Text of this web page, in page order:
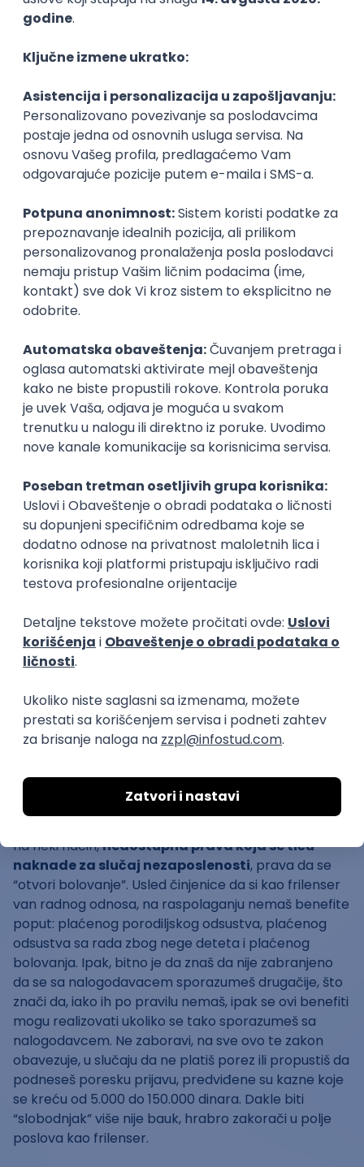
Kad se izvrši obaveza plaćanja poreza na dohodak,
nisi završio sa obavezama, naime
izvršiti prijava za penzijsko i invalidsko
osiguranje, ali to je svakako pozitivna vest jer na
taj način regulišeš svoj radni staž. Pre ovih
zakonskih rešenja, pravna regulativa nije ostavljala
mogućnost frilenserima da plaćaju doprinose na
zaradu koju ostvare. Ono što treba da znaš je da je
način obračuna vrlo sličan kao što je opisano u
prethodnom pasusu, sa jedinom razlikom što kod
doprinosa za penzijsko osiguranje se primenjuje
stopa od 24 odsto, dok kod dopinosa na teret
zdravstva ide procenat od 10,3 odsto.
Dobra vest je da, za razliku od ostalih kategorija
samooporezivanja, kao frilenser u prvom modelu
oporezivanja možeš da, u sklopu povoljnijeg
porez). Vrlo je bitno da znaš da što se tiče doprinosa,
ukoliko si izabrao drugi model oporezivanja, u tom
slučaju postoji ograničenje – predviđen je minimum
osnovice za doprinose za PIO, pa ona ne može biti
niža od trostrukog iznosa najniže mesečne osnovice
doprinosa. U prevodu, kod ovog drugog modela se
prihodi toliko niski da se porez ne plaća. Visinu najniže
mesečne osnovice doprinosa svake godineutvrđuju
nadležni organi, te se i minimalna obaveza na ime
doprinosa razlikuje zavisno od godine u kojoj nastaje.
Ako si frilenser, pored neke druge delatnosti, u tom
slučaju imaš pogodnosti na polju zdravstvenog
drugom osnovu ne uplaćuješ doprinose za
zdravstveno osiguranje i kao frilenser. Kada
govorimo o doprinosima za slučaj nezaposlenosti,
Tendencije daljih zakonskih
reformi za frilensere
Možemo reći da je usvojena zakonska regulative
imala pozitivan odjek među tvojim kolegama.
na neki način,nedostupna prava koja se tiču
naknade za slučaj nezaposlenosti, prava da se
“otvori bolovanje”. Usled činjenice da si kao frilenser
van radnog odnosa, na raspolaganju nemaš benefite
poput: plaćenog porodiljskog odsustva, plaćenog
odsustva sa rada zbog nege deteta i plaćenog
bolovanja. Ipak, bitno je da znaš da nije zabranjeno
da se sa nalogodavacem sporazumeš drugačije, što
znači da, iako ih po pravilu nemaš, ipak se ovi benefiti
mogu realizovati ukoliko se tako sporazumeš sa
nalogodavcem. Ne zaboravi, na sve ovo te zakon
obavezuje, u slučaju da ne platiš porez ili propustiš da
podneseš poresku prijavu, predviđene su kazne koje
se kreću od 5.000 do 150.000 dinara. Dakle biti
“slobodnjak” više nije bauk, hrabro zakorači u polje
poslova kao frilenser.